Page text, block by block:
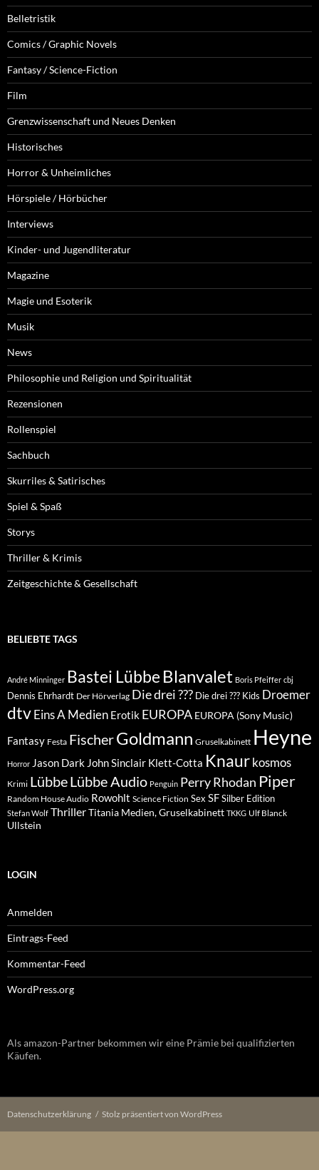
Belletristik
Comics / Graphic Novels
Fantasy / Science-Fiction
Film
Grenzwissenschaft und Neues Denken
Historisches
Horror & Unheimliches
Hörspiele / Hörbücher
Interviews
Kinder- und Jugendliteratur
Magazine
Magie und Esoterik
Musik
News
Philosophie und Religion und Spiritualität
Rezensionen
Rollenspiel
Sachbuch
Skurriles & Satirisches
Spiel & Spaß
Storys
Thriller & Krimis
Zeitgeschichte & Gesellschaft
BELIEBTE TAGS
André Minninger Bastei Lübbe Blanvalet Boris Pfeiffer cbj
Dennis Ehrhardt Der Hörverlag Die drei ??? Die drei ??? Kids Droemer
dtvEins A Medien Erotik EUROPA EUROPA (Sony Music)
Fantasy Festa FischerGoldmann Gruselkabinett Heyne
Horror Jason Dark John Sinclair Klett-Cotta Knaur kosmos
Krimi LübbeLübbe Audio Penguin Perry Rhodan Piper
Random House Audio Rowohlt Science Fiction Sex SFSilber Edition
Stefan Wolf ThrillerTitania Medien, Gruselkabinett TKKG Ulf Blanck
Ullstein
LOGIN
Anmelden
Eintrags-Feed
Kommentar-Feed
WordPress.org
Als amazon-Partner bekommen wir eine Prämie bei qualifizierten
Käufen.
Datenschutzerklärung Stolz präsentiert von WordPress